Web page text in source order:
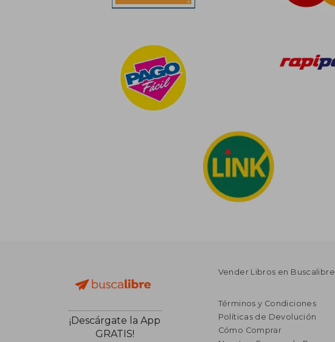
¡Descárgate la App
GRATIS!
Vender Libros en Buscalibre
Términos y Condiciones
Políticas de Devolución
Cómo Comprar